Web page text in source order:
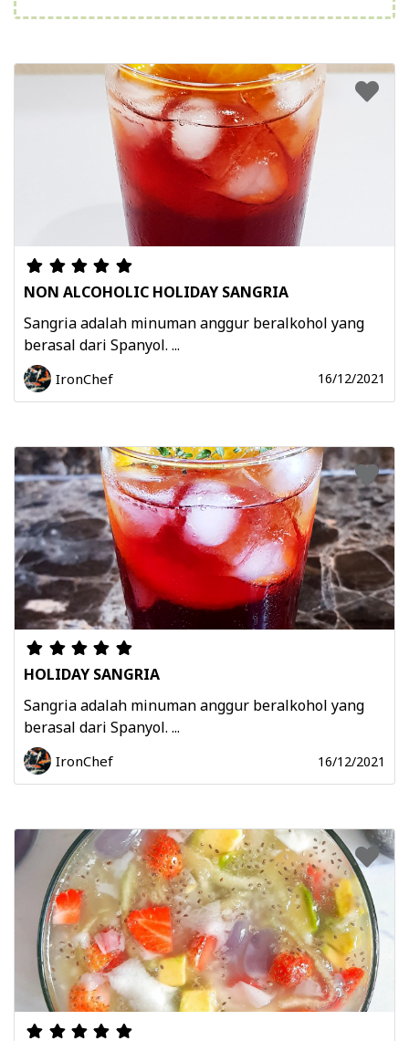
NON ALCOHOLIC HOLIDAY SANGRIA
Sangria adalah minuman anggur beralkohol yang
berasal dari Spanyol. ...
IronChef 16/12/2021
HOLIDAY SANGRIA
Sangria adalah minuman anggur beralkohol yang
berasal dari Spanyol. ...
IronChef 16/12/2021